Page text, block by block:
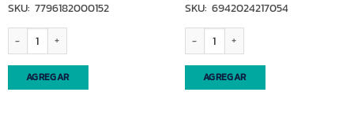
SKU: 7796182000152
Asadera enlosada Nº5 30x40c (5552) cantidad
AGREGAR
SKU: 6942024217054
Espumador/batidor de cafe cantidad
AGREGAR